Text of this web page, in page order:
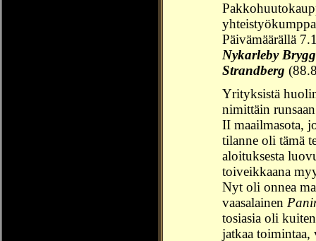
Päivämäärällä
Nykarleby
Strandberg
Yrityksistä
nimittäin
II maailmasota,
tilanne oli tämä
aloituksesta
toiveikkaana
Nyt oli onnea
vaasalainen
tosiasia oli
jatkaa toimintaa,